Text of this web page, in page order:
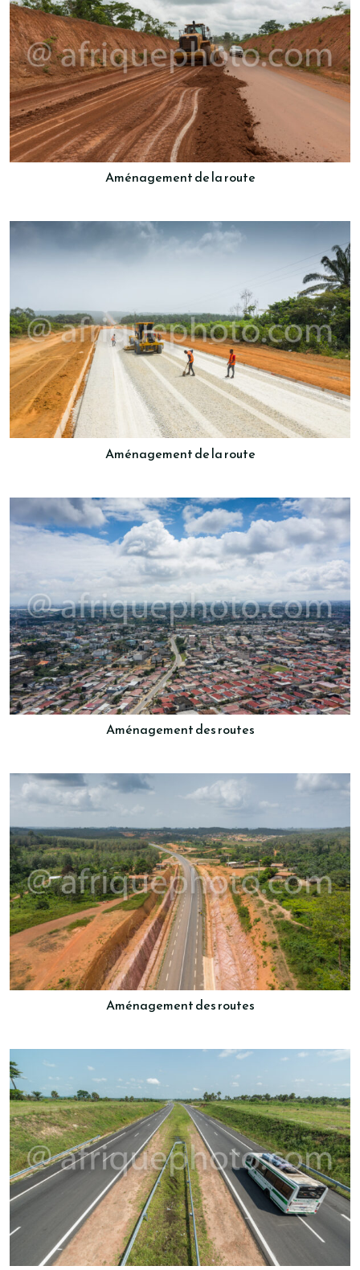
Aménagement de la route
Aménagement de la route
Aménagement des routes
Aménagement des routes